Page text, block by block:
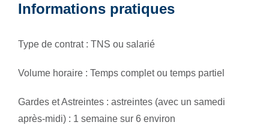
Informations pratiques
Type de contrat : TNS ou salarié
Volume horaire : Temps complet ou temps partiel
Gardes et Astreintes : astreintes (avec un samedi
après-midi) : 1 semaine sur 6 environ